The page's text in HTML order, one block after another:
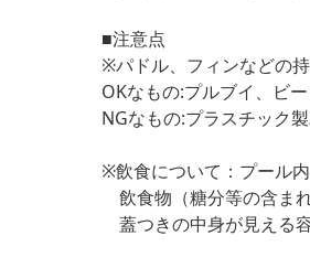
■注意点
※パドル、フィンなどの
OKなもの:プルブイ、ビ
NGなもの:プラスチック
※飲食について：プール
飲食物（糖分等の含ま
蓋つきの中身が見える